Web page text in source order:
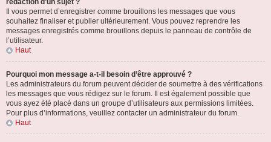
rédaction d’un sujet ?
Il vous permet d’enregistrer comme brouillons les messages que vous
souhaitez finaliser et publier ultérieurement. Vous pouvez reprendre les
messages enregistrés comme brouillons depuis le panneau de contrôle de
l’utilisateur.
Haut
Pourquoi mon message a-t-il besoin d’être approuvé ?
Les administrateurs du forum peuvent décider de soumettre à des vérifications
les messages que vous rédigez sur le forum. Il est également possible que
vous ayez été placé dans un groupe d’utilisateurs aux permissions limitées.
Pour plus d’informations, veuillez contacter un administrateur du forum.
Haut